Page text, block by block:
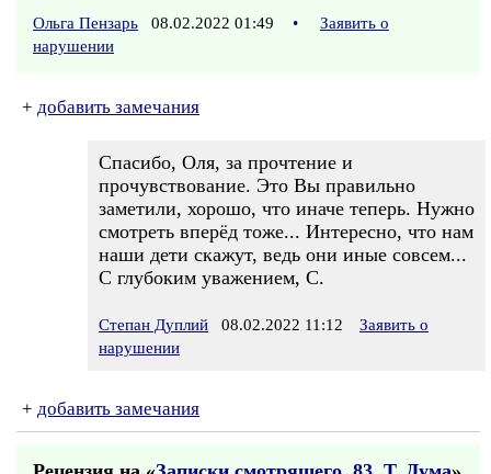
Ольга Пензарь 08.02.2022 01:49 •
Заявить о
нарушении
+ добавить замечания
Спасибо, Оля, за прочтение и
прочувствование. Это Вы правильно
заметили, хорошо, что иначе теперь. Нужно
смотреть вперёд тоже... Интересно, что нам
наши дети скажут, ведь они иные совсем...
С глубоким уважением, С.
Степан Дуплий 08.02.2022 11:12
Заявить о
нарушении
+ добавить замечания